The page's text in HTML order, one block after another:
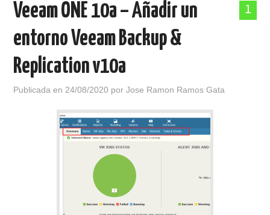
1
Veeam ONE 10a – Añadir un
entorno Veeam Backup &
Replication v10a
Publicada en 24/08/2020 porJose Ramon Ramos Gata